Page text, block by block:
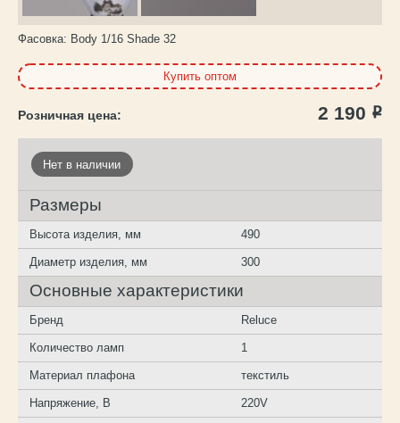
Фасовка: Body 1/16 Shade 32
Купить оптом
2 190 Р
Нет в наличии
Размеры
Высота изделия, мм 490
Диаметр изделия, мм 300
Основные характеристики
Бренд Reluce
Количество ламп 1
Материал плафона текстиль
Напряжение, В 220V